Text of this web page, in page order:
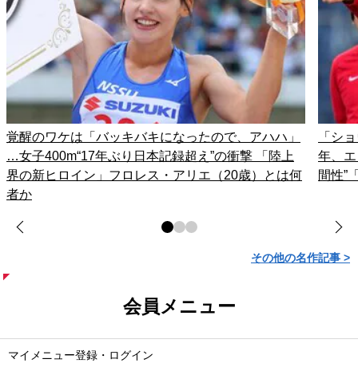
覚醒のワケは「バッキバキになったので、アハハ」
…女子400m“17年ぶり日本記録超え”の衝撃 「陸上
界の新ヒロイン」フロレス・アリエ（20歳）とは何
者か
「シ
年、
間性”
その他の名作記事 >
会員メニュー
マイメニュー登録・ログイン